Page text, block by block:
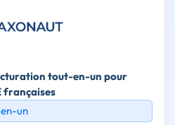
tout-en-un pour
françaises
un